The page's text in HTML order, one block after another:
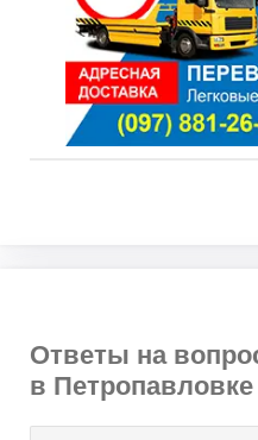
Ответы на
в Петропавловке